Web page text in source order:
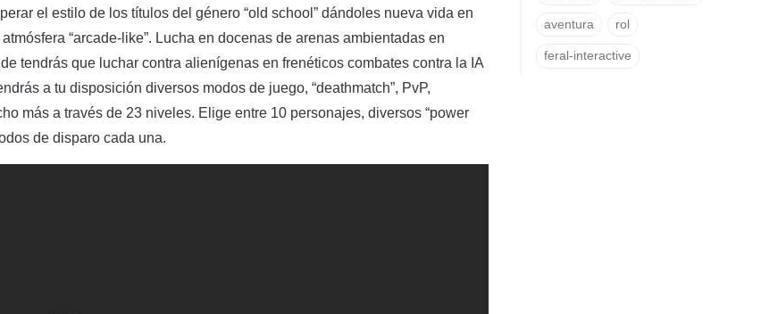
el estilo de los títulos del género “old school” dándoles nueva vida en
“arcade-like”. Lucha en docenas de arenas ambientadas en
tendrás que luchar contra alienígenas en frenéticos combates contra la IA
a tu disposición diversos modos de juego, “deathmatch”, PvP,
más a través de 23 niveles. Elige entre 10 personajes, diversos “power
de disparo cada una.
aventura rol
feral-interactive